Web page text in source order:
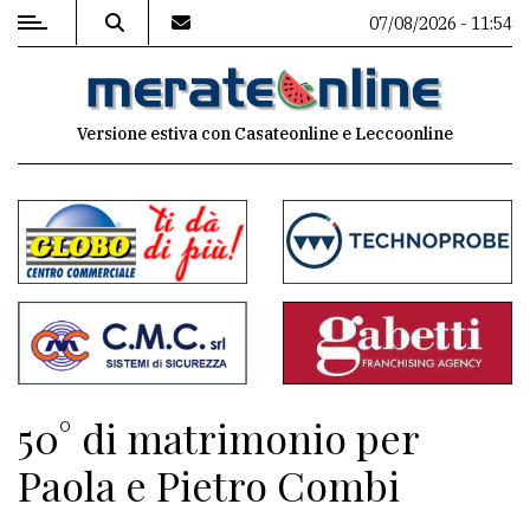
MENU
commenti
Contenuti
del
sito
Associazioni
Meteo
07/08/2026 - 11:54
Versione estiva con Casateonline e Leccoonline
50° di matrimonio per
Paola e Pietro Combi